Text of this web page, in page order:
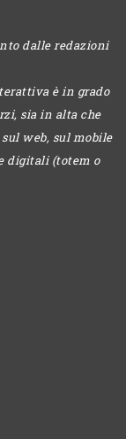
dalle redazioni
è in grado
sia in alta che
web, sul mobile
digitali (totem o